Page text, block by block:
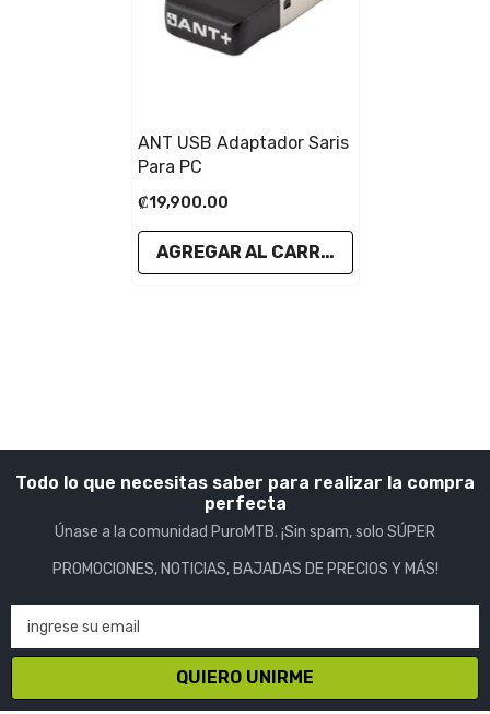
ANT USB Adaptador Saris
Para PC
₡19,900.00
AGREGAR AL CARRITO
Todo lo que necesitas saber para realizar la compra
perfecta
Únase a la comunidad PuroMTB. ¡Sin spam, solo SÚPER
PROMOCIONES, NOTICIAS, BAJADAS DE PRECIOS Y MÁS!
ingrese su email
QUIERO UNIRME